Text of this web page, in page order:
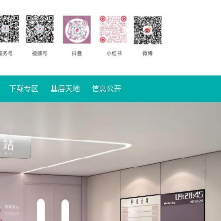
下载专区 基层天地 信息公开